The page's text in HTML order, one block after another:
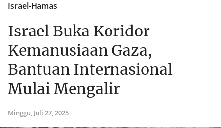
Israel-Hamas
Israel Buka Koridor
Kemanusiaan Gaza,
Bantuan Internasional
Mulai Mengalir
Minggu, Juli 27, 2025